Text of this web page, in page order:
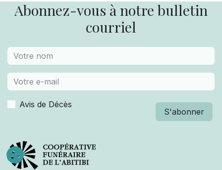
Abonnez-vous à notre bulletin
courriel
Avis de Décès
S'abonner